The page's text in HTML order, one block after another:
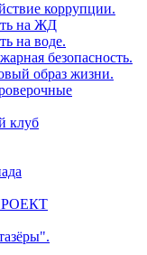
коррупции.
на ЖД
на воде.
безопасность.
образ жизни.
клуб